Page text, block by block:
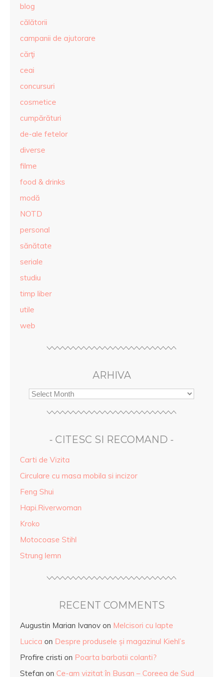
blog
călătorii
campanii de ajutorare
cărţi
ceai
concursuri
cosmetice
cumpărături
de-ale fetelor
diverse
filme
food & drinks
modă
NOTD
personal
sănătate
seriale
studiu
timp liber
utile
web
ARHIVA
- CITESC SI RECOMAND -
Carti de Vizita
Circulare cu masa mobila si incizor
Feng Shui
Hapi.Riverwoman
Kroko
Motocoase Stihl
Strung lemn
RECENT COMMENTS
Augustin Marian Ivanov on Melcisori cu lapte
Lucica on Despre produsele și magazinul Kiehl’s
Profire cristi on Poarta barbatii colanti?
Stefan on Ce-am vizitat în Busan – Coreea de Sud